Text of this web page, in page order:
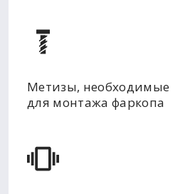
Метизы, необходимые
для монтажа фаркопа